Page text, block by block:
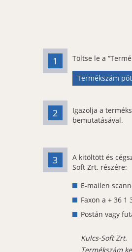
1 Töltse le a
Termékszám
2
Igazolja a
bemutatásával.
3
A kitöltött és
Soft Zrt. részére:
E-mailen
Faxon a + 36 1
Postán vagy
Kulcs-Soft Zrt.
Termékszám